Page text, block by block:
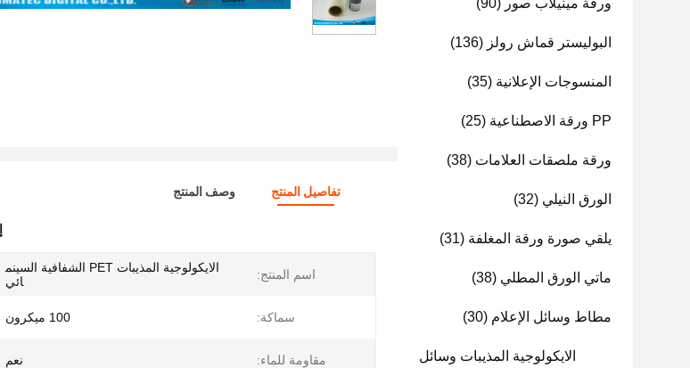
ورقة مينيلاب صور (90)
البوليستر قماش رولز (136)
المنسوجات الإعلانية (35)
PP ورقة الاصطناعية (25)
ورقة ملصقات العلامات (38)
الورق النيلي (32)
يلقي صورة ورقة المغلفة (31)
ماتي الورق المطلي (38)
مطاط وسائل الإعلام (30)
الايكولوجية المذيبات وسائل
تفاصيل المنتج وصف المنتج
اسم المنتج:
الايكولوجية المذيبات PET الشفافية السينم
ائي
سماكة: 100 ميكرون
مقاومة للماء: نعم